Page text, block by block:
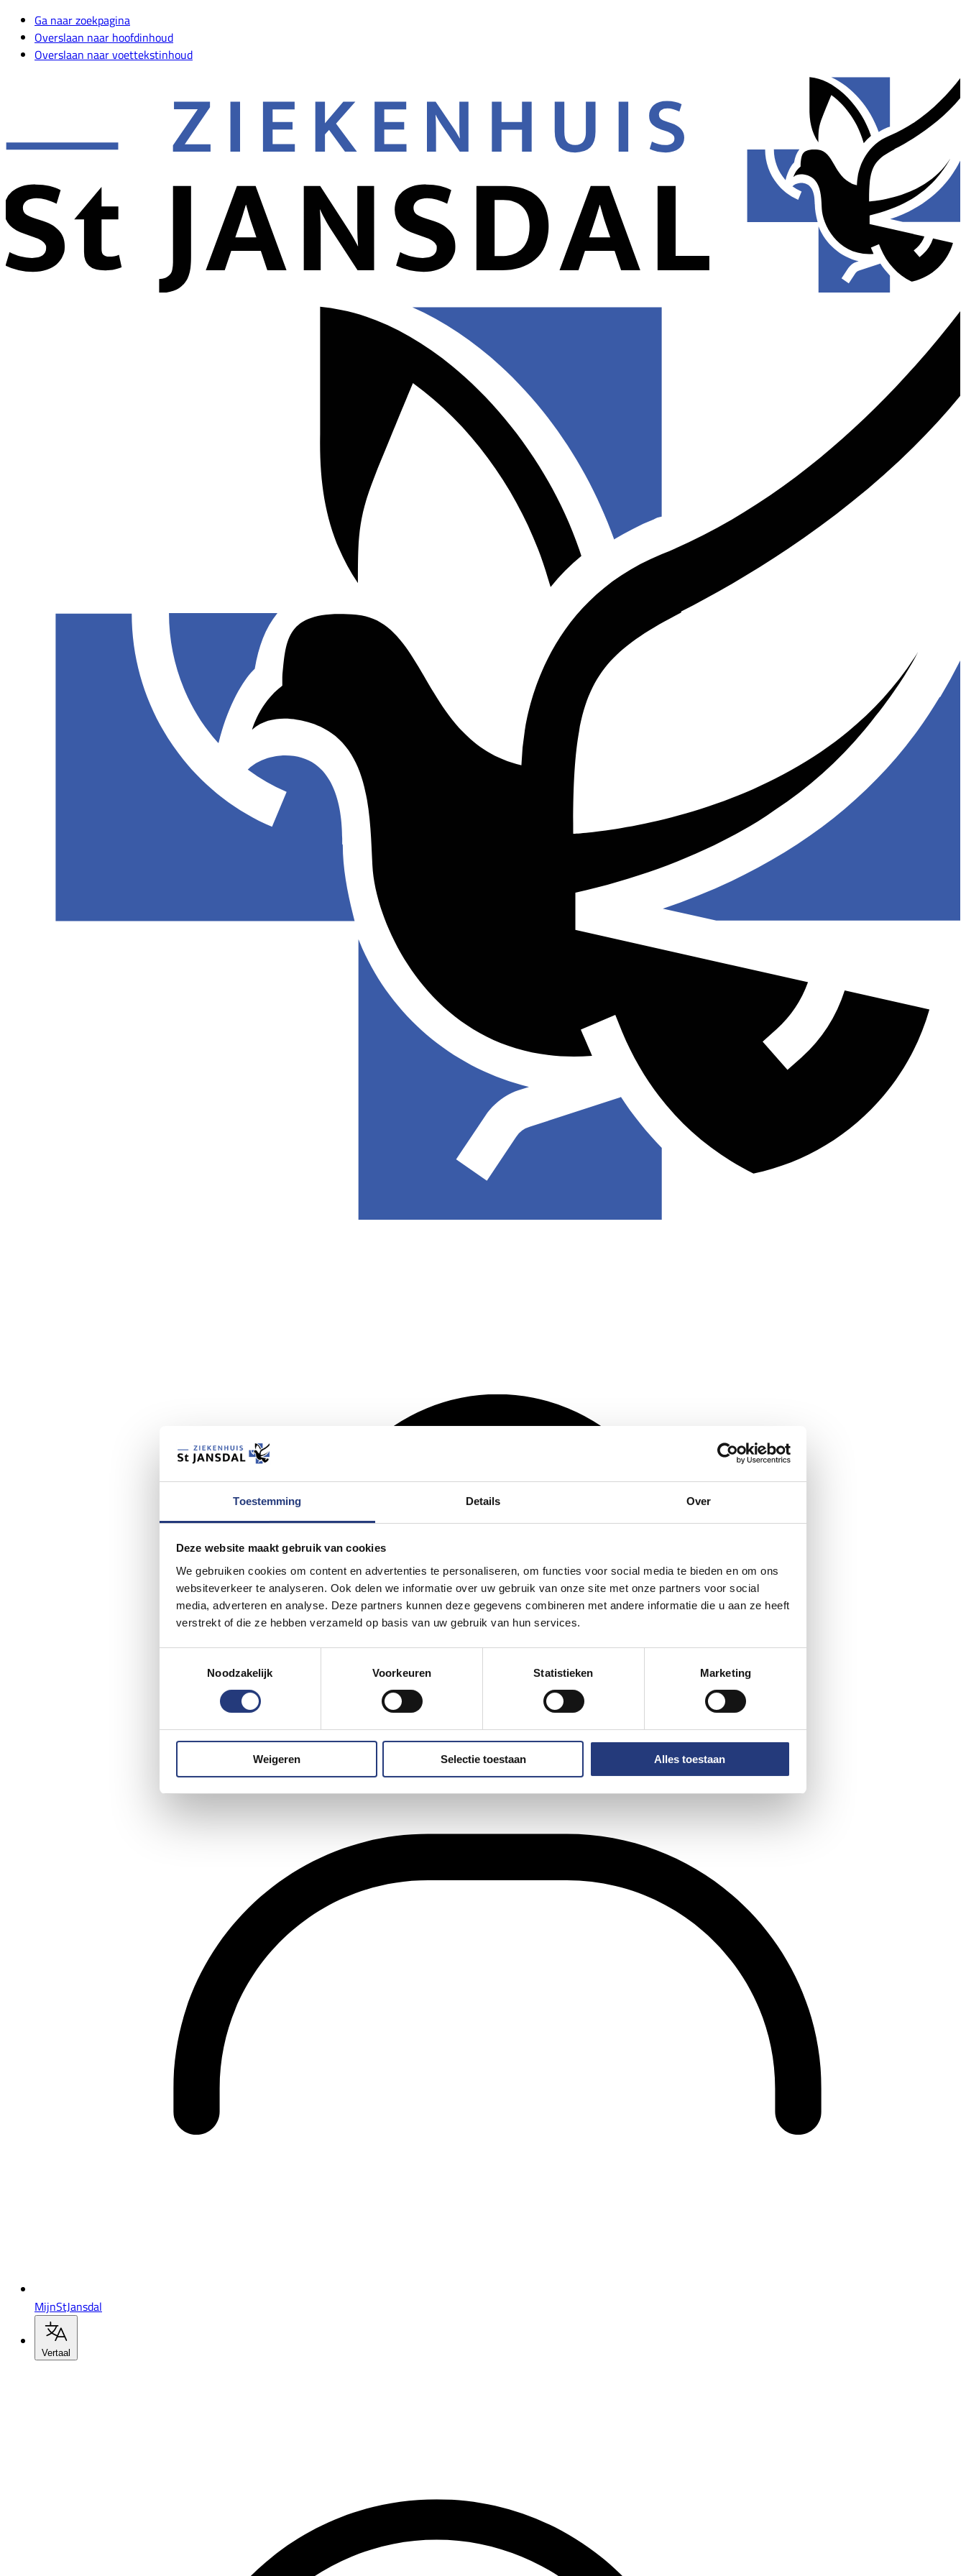
Toestemming Details Over
Deze website maakt gebruik van cookies
We gebruiken cookies om content en advertenties te personaliseren, om functies voor social media te bieden en om ons
websiteverkeer te analyseren. Ook delen we informatie over uw gebruik van onze site met onze partners voor social
media, adverteren en analyse. Deze partners kunnen deze gegevens combineren met andere informatie die u aan ze heeft
verstrekt of die ze hebben verzameld op basis van uw gebruik van hun services.
Noodzakelijk
Voorkeuren Statistieken Marketing
Weigeren Selectie toestaan Alles toestaan
Ga naar zoekpagina
Overslaan naar hoofdinhoud
Overslaan naar voettekstinhoud
MijnStJansdal
Vertaal